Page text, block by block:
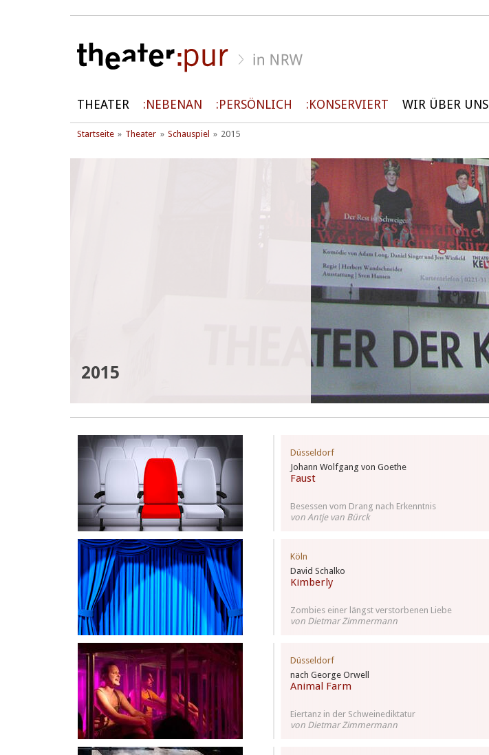
THEATER NEBENAN PERSÖNLICH KONSERVIERT WIR ÜBER UNS
Startseite Theater Schauspiel 2015
2015
Johann Wolfgang von Goethe
Faust
Düsseldorf
Besessen vom Drang nach Erkenntnis
von Antje van Bürck
David Schalko
Kimberly
Köln
Zombies einer längst verstorbenen Liebe
von Dietmar Zimmermann
nach George Orwell
Animal Farm
Düsseldorf
Eiertanz in der Schweinediktatur
von Dietmar Zimmermann